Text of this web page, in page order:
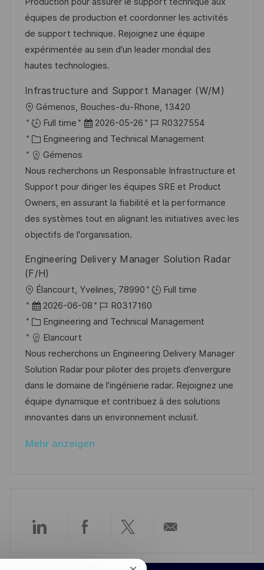
t
l
i
c
h
u
n
g
d
e
r
V
r
ö
f
f
e
n
t
l
i
c
h
u
n
g
D
g
o
r
i
équipes de production et coordonner les activités
de support technique. Rejoignez une équipe
expérimentée au sein d'un leader mondial des
hautes technologies.
Infrastructure and Support Manager (W/M)
O
r
t
Gémenos, Bouches-du-Rhone, 13420
Full time
D
a
u
m
d
e
r
e
t
h
2026-05-26
J
o
-
I
D
R0327554
K
a
t
e
g
o
r
e
Engineering and Technical Management
Gémenos
Nous recherchons un Responsable Infrastructure et
Support pour diriger les équipes SRE et Product
Owners, en assurant la fiabilité et la performance
des systèmes tout en alignant les initiatives avec les
objectifs de l'organisation.
Engineering Delivery Manager Solution Radar
(F/H)
O
r
t
Élancourt, Yvelines, 78990
Full time
D
a
t
u
m
d
e
r
e
t
2026-06-08
J
o
-
I
D
R0317160
K
a
t
e
g
o
r
e
Engineering and Technical Management
Elancourt
Nous recherchons un Engineering Delivery Manager
Solution Radar pour piloter des projets d’envergure
dans le domaine de l’ingénierie radar. Rejoignez une
équipe dynamique et contribuez à des solutions
innovantes dans un environnement inclusif.
Mehr anzeigen
Über
Über
Über